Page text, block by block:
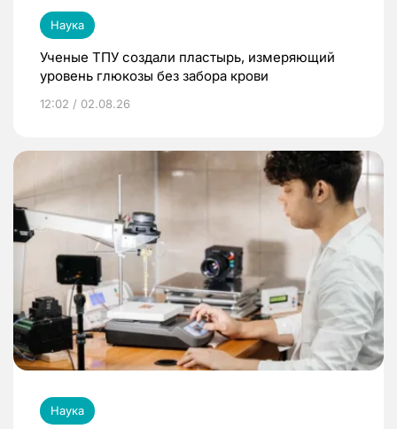
Наука
Ученые ТПУ создали пластырь, измеряющий
уровень глюкозы без забора крови
12:02 / 02.08.26
Наука